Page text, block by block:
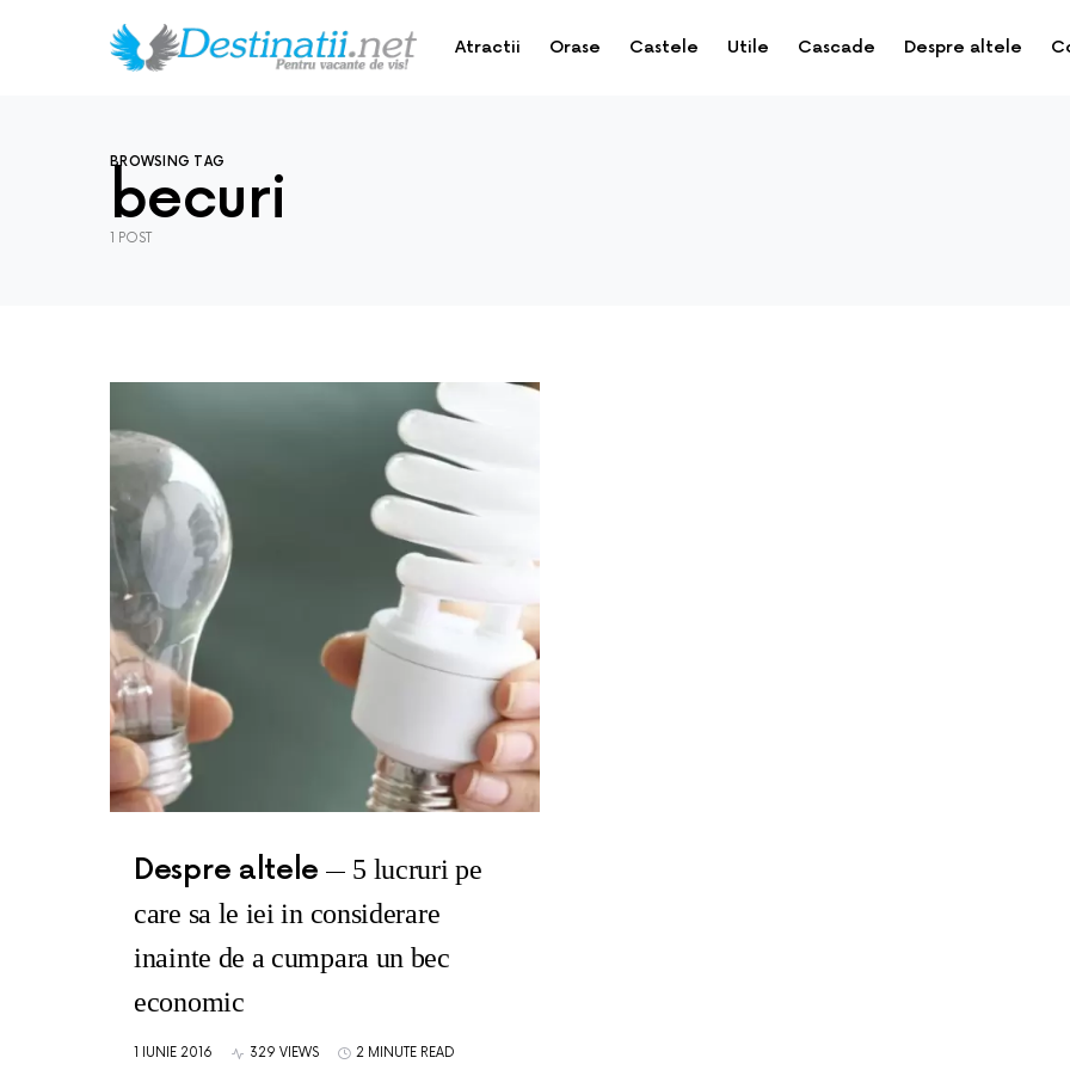
Atractii Orase Castele Utile Cascade Despre altele
BROWSING TAG
becuri
1 POST
Despre altele
5 lucruri pe
care sa le iei in considerare
inainte de a cumpara un bec
economic
1 IUNIE 2016 329 VIEWS 2 MINUTE READ